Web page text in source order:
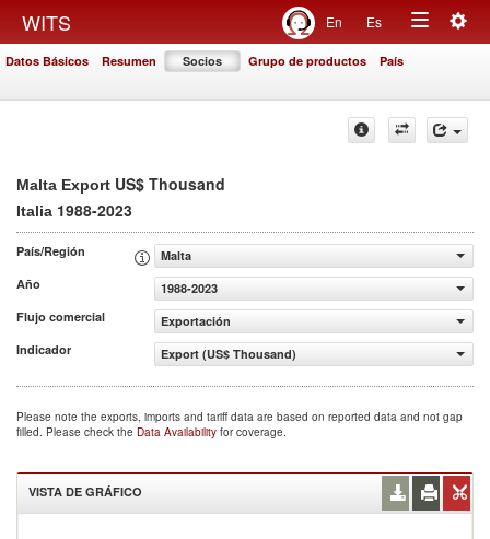
WITS En Es
Toggle
Datos Básicos Resumen Socios Grupo de productos País
Malta Export US$ Thousand
Italia 1988-2023
País/Región
Malta
Año
1988-2023
Flujo comercial
Exportación
Indicador
Export (US$ Thousand)
Please note the exports, imports and tariff data are based on reported data and not gap
filled. Please check the Data Availability for coverage.
VISTA DE GRÁFICO